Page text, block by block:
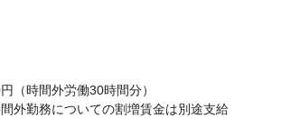
（時間外労働30時間分）
外勤務についての割増賃金は別途支給